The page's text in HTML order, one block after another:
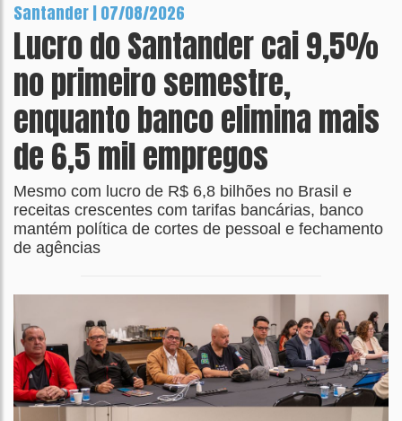
Santander | 07/08/2026
Lucro do Santander cai 9,5%
no primeiro semestre,
enquanto banco elimina mais
de 6,5 mil empregos
Mesmo com lucro de R$ 6,8 bilhões no Brasil e
receitas crescentes com tarifas bancárias, banco
mantém política de cortes de pessoal e fechamento
de agências